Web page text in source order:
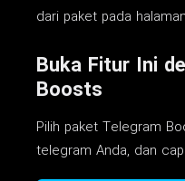
dari paket pada
Buka Fitur Ini
Boosts
Pilih paket Telegram
telegram Anda, dan